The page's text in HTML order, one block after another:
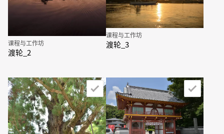
课程与工作坊
渡轮_2
课程与工作坊
渡轮_3